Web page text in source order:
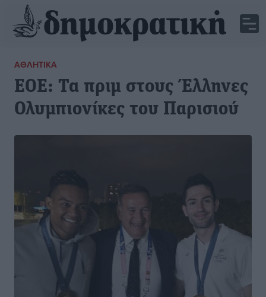
ΑΘΛΗΤΙΚΆ
ΕΟΕ: Τα πριμ στους Έλληνες
Ολυμπιονίκες του Παρισιού